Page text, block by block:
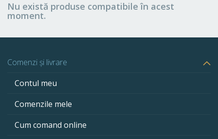
Nu există produse compatibile în acest
moment.
Comenzi și livrare
Contul meu
Comenzile mele
Cum comand online